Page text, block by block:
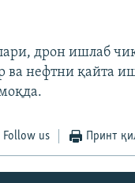
дрон ишлаб
ва нефтни қайта
Follow us Принт